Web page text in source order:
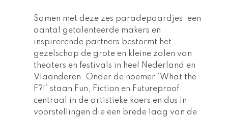
Samen met deze zes paradepaardjes, een
aantal getalenteerde makers en
inspirerende partners bestormt het
gezelschap de grote en kleine zalen van
theaters en festivals in heel Nederland en
Vlaanderen. Onder de noemer ‘What the
F?!’ staan Fun, Fiction en Futureproof
centraal in de artistieke koers en dus in
voorstellingen die een brede laag van de